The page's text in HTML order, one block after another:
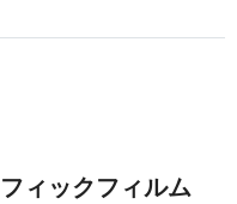
ィックフィルム